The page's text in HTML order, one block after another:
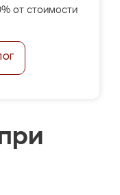
от стоимости